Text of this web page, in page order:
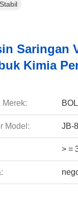
Saringan
Kimia
Merek:
Model: JB-
> =